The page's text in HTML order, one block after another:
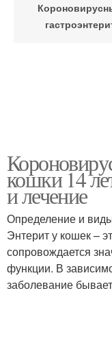
кошки 14
и лечение
Определение и
Энтерит у кошек –
сопровождается
функции. В
заболевание